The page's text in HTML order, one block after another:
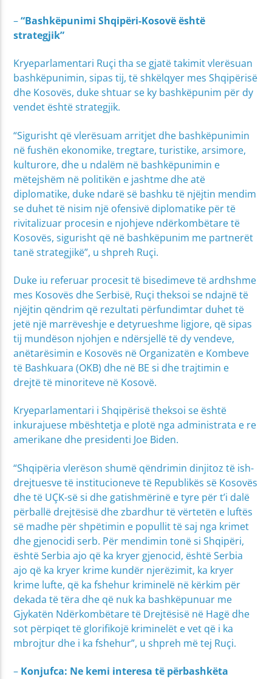
–“Bashkëpunimi Shqipëri-Kosovë është
strategjik”
Kryeparlamentari Ruçi tha se gjatë takimit vlerësuan
bashkëpunimin, sipas tij, të shkëlqyer mes Shqipërisë
dhe Kosovës, duke shtuar se ky bashkëpunim për dy
vendet është strategjik.
“Sigurisht që vlerësuam arritjet dhe bashkëpunimin
në fushën ekonomike, tregtare, turistike, arsimore,
kulturore, dhe u ndalëm në bashkëpunimin e
mëtejshëm në politikën e jashtme dhe atë
diplomatike, duke ndarë së bashku të njëjtin mendim
se duhet të nisim një ofensivë diplomatike për të
rivitalizuar procesin e njohjeve ndërkombëtare të
Kosovës, sigurisht që në bashkëpunim me partnerët
tanë strategjikë”, u shpreh Ruçi.
Duke iu referuar procesit të bisedimeve të ardhshme
mes Kosovës dhe Serbisë, Ruçi theksoi se ndajnë të
njëjtin qëndrim që rezultati përfundimtar duhet të
jetë një marrëveshje e detyrueshme ligjore, që sipas
tij mundëson njohjen e ndërsjellë të dy vendeve,
anëtarësimin e Kosovës në Organizatën e Kombeve
të Bashkuara (OKB) dhe në BE si dhe trajtimin e
drejtë të minoriteve në Kosovë.
Kryeparlamentari i Shqipërisë theksoi se është
inkurajuese mbështetja e plotë nga administrata e re
amerikane dhe presidenti Joe Biden.
“Shqipëria vlerëson shumë qëndrimin dinjitoz të ish-
drejtuesve të institucioneve të Republikës së Kosovës
dhe të UÇK-së si dhe gatishmërinë e tyre për t’i dalë
përballë drejtësisë dhe zbardhur të vërtetën e luftës
së madhe për shpëtimin e popullit të saj nga krimet
dhe gjenocidi serb. Për mendimin tonë si Shqipëri,
është Serbia ajo që ka kryer gjenocid, është Serbia
ajo që ka kryer krime kundër njerëzimit, ka kryer
krime lufte, që ka fshehur kriminelë në kërkim për
dekada të tëra dhe që nuk ka bashkëpunuar me
Gjykatën Ndërkombëtare të Drejtësisë në Hagë dhe
sot përpiqet të glorifikojë kriminelët e vet që i ka
mbrojtur dhe i ka fshehur”, u shpreh më tej Ruçi.
– Konjufca: Ne kemi interesa të përbashkëta